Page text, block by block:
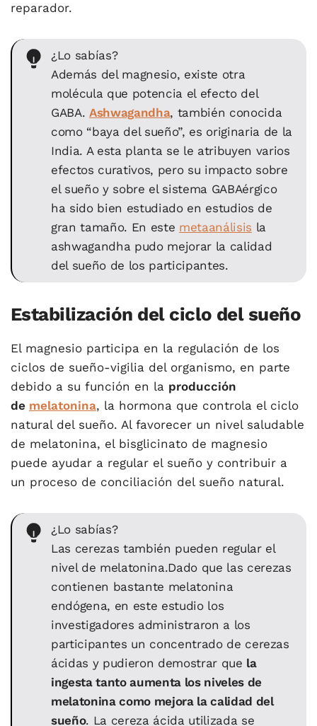
reparador.
¿Lo sabías?
Además del magnesio, existe otra
molécula que potencia el efecto del
GABA. Ashwagandha, también conocida
como “baya del sueño”, es originaria de la
India. A esta planta se le atribuyen varios
efectos curativos, pero su impacto sobre
el sueño y sobre el sistema GABAérgico
ha sido bien estudiado en estudios de
gran tamaño. En este metaanálisis la
ashwagandha pudo mejorar la calidad
del sueño de los participantes.
Estabilización del ciclo del sueño
El magnesio participa en la regulación de los
ciclos de sueño-vigilia del organismo, en parte
debido a su función en la producción
de melatonina, la hormona que controla el ciclo
natural del sueño. Al favorecer un nivel saludable
de melatonina, el bisglicinato de magnesio
puede ayudar a regular el sueño y contribuir a
un proceso de conciliación del sueño natural.
¿Lo sabías?
Las cerezas también pueden regular el
nivel de melatonina.Dado que las cerezas
contienen bastante melatonina
endógena, en este estudio los
investigadores administraron a los
participantes un concentrado de cerezas
ácidas y pudieron demostrar que la
ingesta tanto aumenta los niveles de
melatonina como mejora la calidad del
sueño. La cereza ácida utilizada se